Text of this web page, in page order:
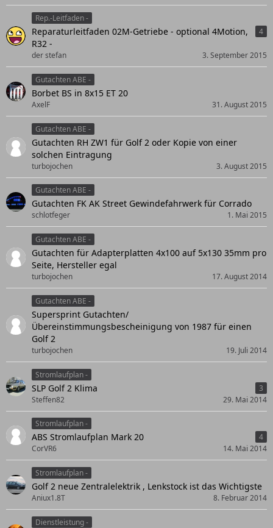
Rep.-Leitfaden -
Reparaturleitfaden 02M-Getriebe - optional 4Motion,
R32 -
4
der stefan 3. September 2015
Gutachten ABE -
Borbet BS in 8x15 ET 20
AxelF 31. August 2015
Gutachten ABE -
Gutachten RH ZW1 für Golf 2 oder Kopie von einer
solchen Eintragung
turbojochen 3. August 2015
Gutachten ABE -
Gutachten FK AK Street Gewindefahrwerk für Corrado
schlotfeger 1. Mai 2015
Gutachten ABE -
Gutachten für Adapterplatten 4x100 auf 5x130 35mm pro
Seite, Hersteller egal
turbojochen 17. August 2014
Gutachten ABE -
Supersprint Gutachten/
Übereinstimmungsbescheinigung von 1987 für einen
Golf 2
turbojochen 19. Juli 2014
Stromlaufplan -
SLP Golf 2 Klima
3
Steffen82
29. Mai 2014
Stromlaufplan -
ABS Stromlaufplan Mark 20
4
CorVR6
14. Mai 2014
Stromlaufplan -
Golf 2 neue Zentralelektrik , Lenkstock ist das Wichtigste
Aniux1.8T 8. Februar 2014
Dienstleistung -